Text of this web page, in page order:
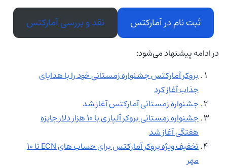
ثبت نام در آمارکتس نقد و بررسی آمارکتس
در ادامه پیشنهاد می‌شود:
بروکر آمارکتس جشنواره زمستانی خود را با هدایای
جذاب آغاز کرد
جشنواره زمستانی آمارکتس آغاز شد
جشنواره زمستانی بروکر آلپاری با ۱۰ هزار دلار جایزه
هفتگی آغاز شد
تخفیف ویژه بروکر آمارکتس برای حساب‌ های ECN تا ۱۰
مهر